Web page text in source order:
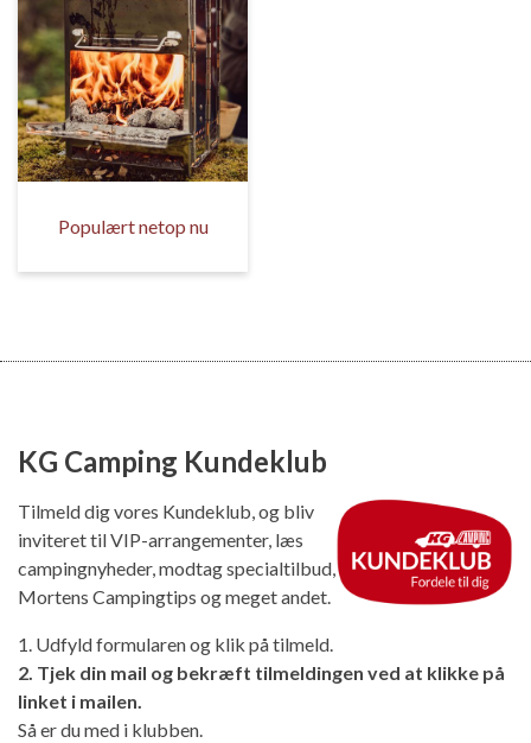
Populært netop nu
KG Camping Kundeklub
Tilmeld dig vores Kundeklub, og bliv
inviteret til VIP-arrangementer, læs
campingnyheder, modtag specialtilbud,
Mortens Campingtips og meget andet.
1. Udfyld formularen og klik på tilmeld.
2. Tjek din mail og bekræft tilmeldingen ved at klikke på
linket i mailen.
Så er du med i klubben.